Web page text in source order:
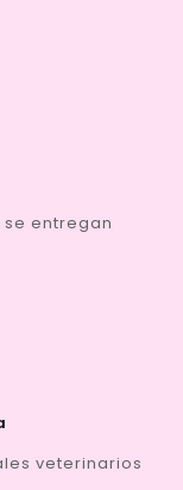
entregan
veterinarios